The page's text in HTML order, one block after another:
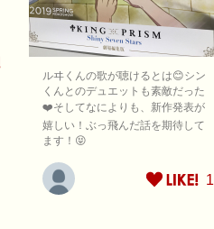
ルヰくんの歌が聴けるとは😊シン
くんとのデュエットも素敵だった
❤️そしてなによりも、新作発表が
嬉しい！ぶっ飛んだ話を期待して
ます！😝
1